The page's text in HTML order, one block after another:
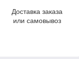
Доставка заказа
или самовывоз